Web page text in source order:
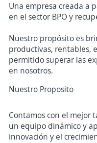
Una empresa creada a
en el sector BPO y
Nuestro propósito es
productivas, rentables,
permitido superar las
en nosotros.
Nuestro Proposito
Contamos con el mejor
un equipo dinámico y
innovación y el